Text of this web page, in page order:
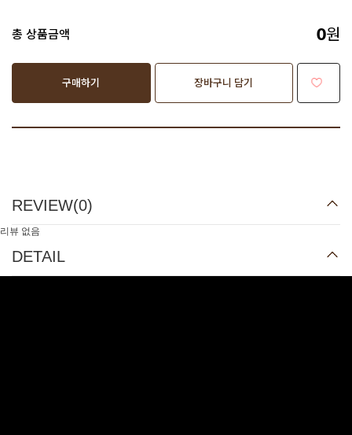
총 상품금액 0원
구매하기 장바구니 담기
REVIEW(0)
리뷰 없음
DETAIL